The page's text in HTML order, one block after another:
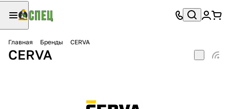
Главная Бренды CERVA
CERVA